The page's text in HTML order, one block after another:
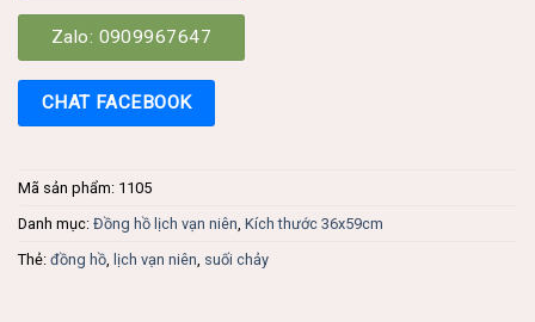
Zalo: 0909967647
CHAT FACEBOOK
Mã sản phẩm: 1105
Danh mục: Đồng hồ lịch vạn niên, Kích thước 36x59cm
Thẻ: đồng hồ, lịch vạn niên, suối chảy